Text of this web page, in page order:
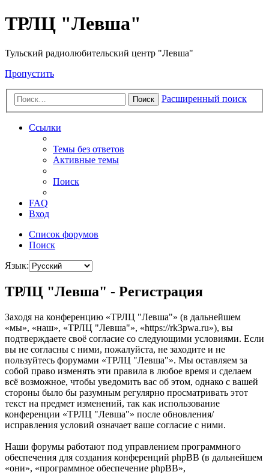
ТРЛЦ "Левша"
Тульский радиолюбительский центр "Левша"
Пропустить
Поиск Расширенный поиск
Ссылки
Темы без ответов
Активные темы
Поиск
FAQ
Вход
Список форумов
Поиск
Язык:
ТРЛЦ "Левша" - Регистрация
Заходя на конференцию «ТРЛЦ "Левша"» (в дальнейшем
«мы», «наш», «ТРЛЦ "Левша"», «https://rk3pwa.ru»), вы
подтверждаете своё согласие со следующими условиями. Если
вы не согласны с ними, пожалуйста, не заходите и не
пользуйтесь форумами «ТРЛЦ "Левша"». Мы оставляем за
собой право изменять эти правила в любое время и сделаем
всё возможное, чтобы уведомить вас об этом, однако с вашей
стороны было бы разумным регулярно просматривать этот
текст на предмет изменений, так как использование
конференции «ТРЛЦ "Левша"» после обновления/
исправления условий означает ваше согласие с ними.
Наши форумы работают под управлением программного
обеспечения для создания конференций phpBB (в дальнейшем
«они», «программное обеспечение phpBB»,